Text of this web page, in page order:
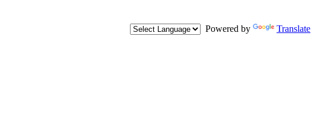
Powered by Translate